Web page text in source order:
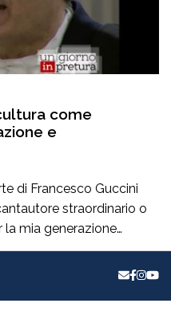
come
e
di Francesco Guccini
straordinario o
la mia generazione
Ottanta e Novanta, se
uno di quei
pensare prima ancora